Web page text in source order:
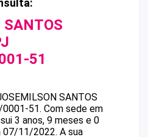
51
SANTOS
0001-51. Com sede em
3 anos, 9 meses e 0
07/11/2022. A sua